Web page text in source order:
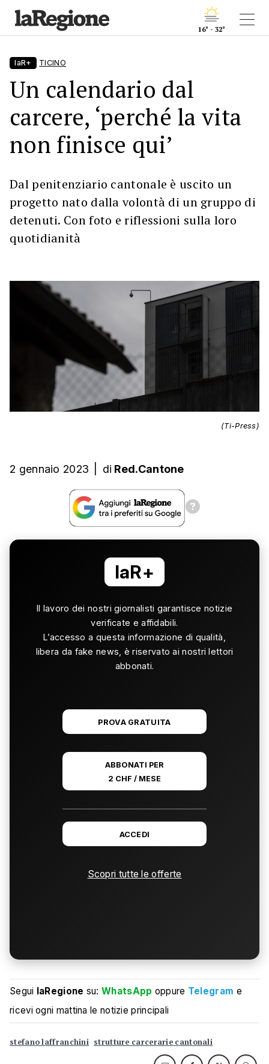
16° - 32°
laR+ TICINO
Un calendario dal
carcere, ‘perché la vita
non finisce qui’
Dal penitenziario cantonale è uscito un
progetto nato dalla volontà di un gruppo di
detenuti. Con foto e riflessioni sulla loro
quotidianità
(Ti-Press)
2 gennaio 2023 di Red.Cantone
laR+
Il lavoro dei nostri giornalisti garantisce notizie
verificate e affidabili.
L’accesso a questa informazione di qualità,
libera da fake news, è riservato ai nostri lettori
abbonati.
PROVA GRATUITA
ABBONATI PER
2 CHF / MESE
ACCEDI
Scopri tutte le offerte
Segui laRegione su:WhatsApp oppure Telegram e
ricevi ogni mattina le notizie principali
stefano laffranchini strutture carcerarie cantonali